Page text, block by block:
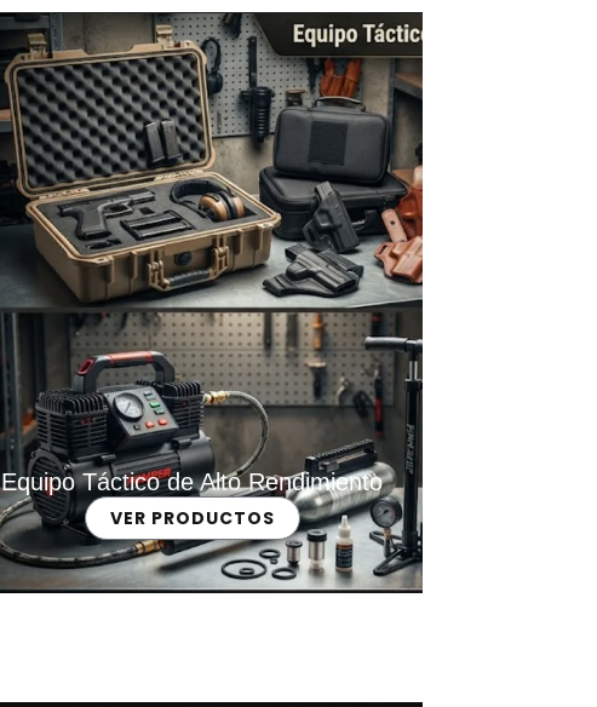
Equipo Táctico de Alto Rendimiento
VER PRODUCTOS